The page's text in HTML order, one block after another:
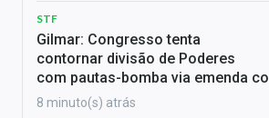
STF
Gilmar: Congresso tenta
contornar divisão de Poderes
com pautas-bomba via emenda
8 minuto(s) atrás